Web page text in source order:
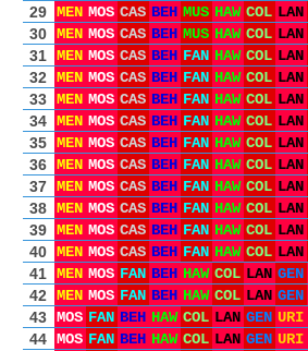
29 MEN MOS CAS BEH MUS HAW COL LAN
30 MEN MOS CAS BEH MUS HAW COL LAN
31 MEN MOS CAS BEH FAN HAW COL LAN
32
MEN MOS CAS BEH FAN HAW COL LAN
33 MEN MOS CAS BEH FAN HAW COL LAN
34 MEN MOS CAS BEH FAN HAW COL LAN
35 MEN MOS CAS BEH FAN HAW COL LAN
36 MEN MOS CAS BEH FAN HAW COL LAN
37 MEN MOS CAS BEH FAN HAW COL LAN
38 MEN MOS CAS BEH FAN HAW COL LAN
39 MEN MOS CAS BEH FAN HAW COL LAN
40 MEN MOS CAS BEH FAN HAW COL LAN
41 MEN MOS FAN BEH HAW COL LAN GEN
42
MEN MOS FAN BEH HAW COL LAN GEN
43 MOS FAN BEH HAW COL LAN GEN URI
44 MOS FAN BEH HAW COL LAN GEN URI